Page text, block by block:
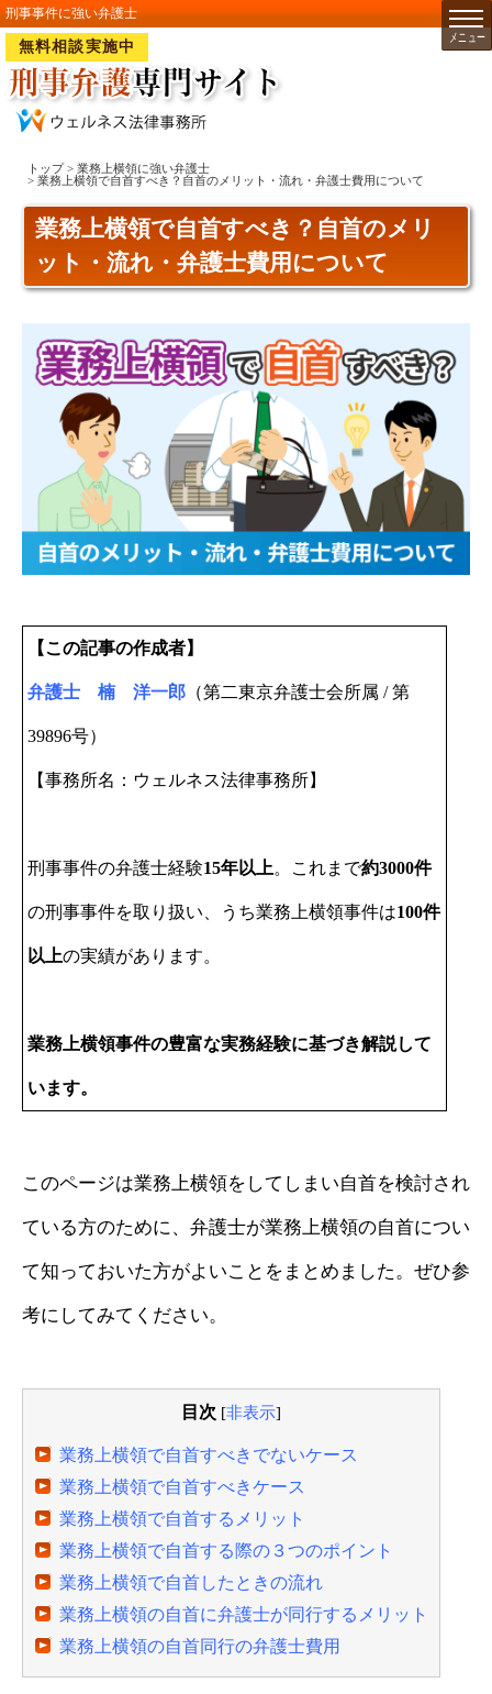
刑事事件に強い弁護士
無料相談実施中
トップ > 業務上横領に強い弁護士
> 業務上横領で自首すべき？自首のメリット・流れ・弁護士費用について
業務上横領で自首すべき？自首のメリ
ット・流れ・弁護士費用について
【この記事の作成者】
弁護士 楠 洋一郎 （第二東京弁護士会所属 / 第
39896号）
【事務所名：ウェルネス法律事務所】
刑事事件の弁護士経験15年以上。これまで約3000件
の刑事事件を取り扱い、うち業務上横領事件は100件
以上の実績があります。
業務上横領事件の豊富な実務経験に基づき解説して
います。
このページは業務上横領をしてしまい自首を検討され
ている方のために、弁護士が業務上横領の自首につい
て知っておいた方がよいことをまとめました。ぜひ参
考にしてみてください。
目次 [非表示]
業務上横領で自首すべきでないケース
業務上横領で自首すべきケース
業務上横領で自首するメリット
業務上横領で自首する際の３つのポイント
業務上横領で自首したときの流れ
業務上横領の自首に弁護士が同行するメリット
業務上横領の自首同行の弁護士費用